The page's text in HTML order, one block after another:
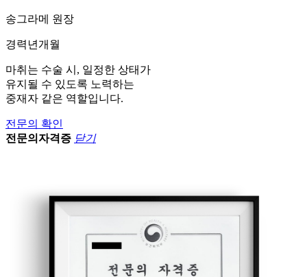
송그라메 원장
경력 년개월
마취는 수술 시, 일정한 상태가
유지될 수 있도록 노력하는
중재자 같은 역할입니다.
전문의 확인
전문의자격증 닫기